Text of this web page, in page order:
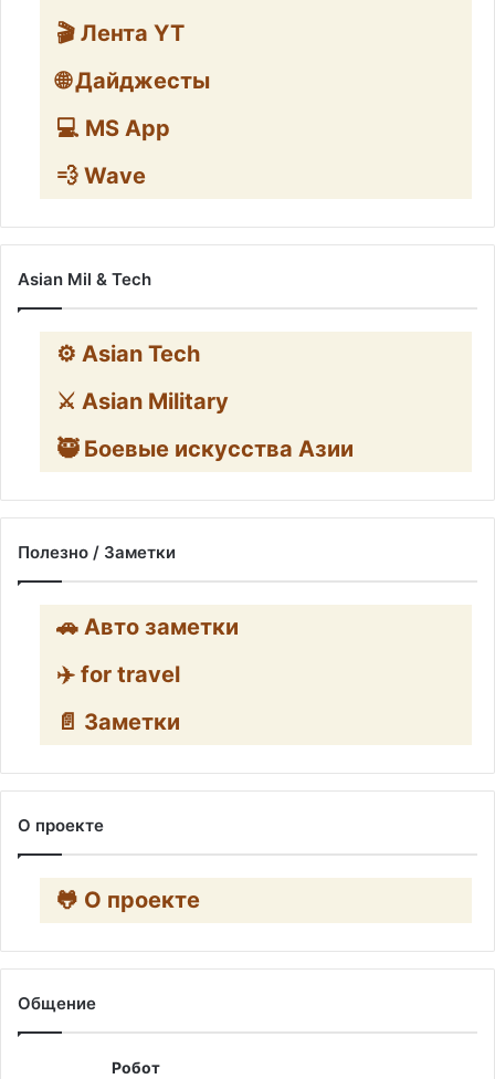
🎬 Лента YT
🌐 Дайджесты
💻 MS App
💨 Wave
Asian Mil & Tech
⚙️ Asian Tech
⚔️ Asian Military
🥷 Боевые искусства Азии
Полезно / Заметки
🚗 Авто заметки
✈️ for travel
📄 Заметки
О проекте
🐸 О проекте
Общение
Робот